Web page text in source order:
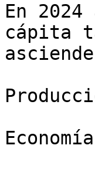
En
cápita